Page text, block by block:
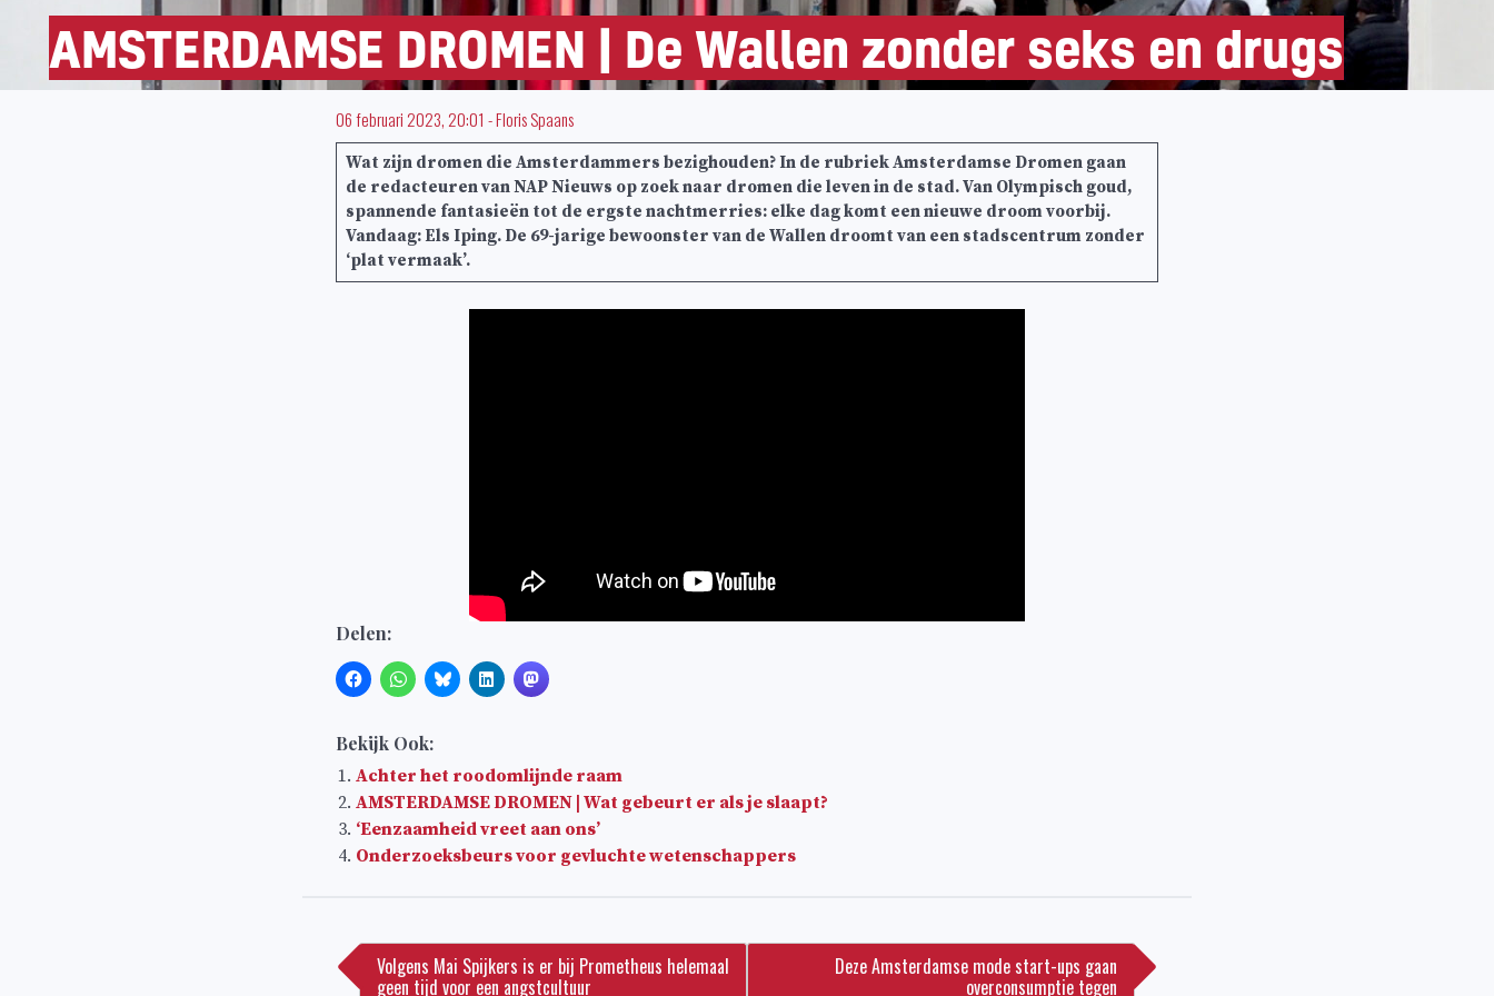
AMSTERDAMSE DROMEN | De Wallen zonder seks en drugs
06 februari 2023, 20:01 -Floris Spaans
Wat zijn dromen die Amsterdammers bezighouden? In de rubriek Amsterdamse Dromen gaan
de redacteuren van NAP Nieuws op zoek naar dromen die leven in de stad. Van Olympisch goud,
spannende fantasieën tot de ergste nachtmerries: elke dag komt een nieuwe droom voorbij.
Vandaag: Els Iping. De 69-jarige bewoonster van de Wallen droomt van een stadscentrum zonder
‘plat vermaak’.
Delen:
Bekijk Ook:
Achter het roodomlijnde raam
AMSTERDAMSE DROMEN | Wat gebeurt er als je slaapt?
‘Eenzaamheid vreet aan ons’
Onderzoeksbeurs voor gevluchte wetenschappers
navigatie
Volgens Mai Spijkers is er bij Prometheus helemaal
geen tijd voor een angstcultuur
Deze Amsterdamse mode start-ups gaan
overconsumptie tegen